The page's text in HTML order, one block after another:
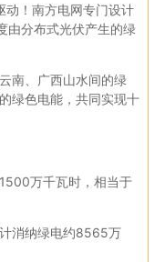
动！南方电网专门设计
由分布式光伏产生的绿
南、广西山水间的绿
绿色电能，共同实现十
万千瓦时，相当于
消纳绿电约8565万